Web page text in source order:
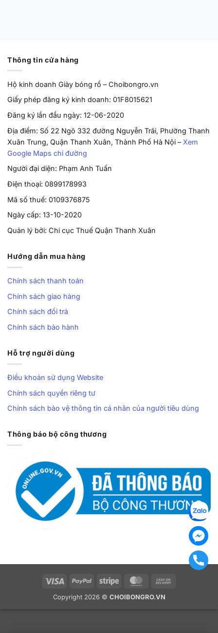
Thông tin cửa hàng
Hộ kinh doanh Giày bóng rổ – Choibongro.vn
Giấy phép đăng ký kinh doanh: 01F8015621
Đăng ký lần đầu ngày: 12-06-2020
Địa điểm: Số 22 Ngõ 332 đường Nguyễn Trãi, Phường Thanh
Xuân Trung, Quận Thanh Xuân, Thành Phố Hà Nội – Xem
Google Maps chỉ đường
Người đại diện: Phạm Anh Tuấn
Điện thoại: 0899178993
Mã số thuế: 0109376875
Ngày cấp: 13-10-2020
Quản lý bởi: Chi cục Thuế Quận Thanh Xuân
Hướng dẫn mua hàng
Chính sách thanh toán
Chính sách giao hàng
Chính sách đổi trả
Chính sách bảo hành
Hỗ trợ người dùng
Điều khoản sử dụng Website
Chính sách quyền riêng tư
Chính sách bảo vệ thông tin cá nhân của người tiêu dùng
Thông báo bộ công thương
Visa PayPal Stripe MasterCard
Copyright 2026 © CHOIBONGRO.VN